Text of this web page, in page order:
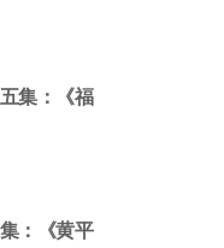
集：《福
：《黄平